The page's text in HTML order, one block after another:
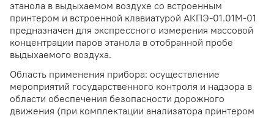
этанола в выдыхаемом воздухе со встроенным
принтером и встроенной клавиатурой АКПЭ-01.01М-01
предназначен для экспрессного измерения массовой
концентрации паров этанола в отобранной пробе
выдыхаемого воздуха.
Область применения прибора: осуществление
мероприятий государственного контроля и надзора в
области обеспечения безопасности дорожного
движения (при комплектации анализатора принтером